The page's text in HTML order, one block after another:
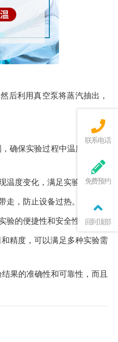
后利用真空泵将蒸汽抽出，
确保实验过程中温度的稳定
温度变化，满足实验需求。
，防止设备过热。
验的便捷性和安全性。
精度，可以满足多种实验需
果的准确性和可靠性，而且
联系电话
免费预约
回到顶部